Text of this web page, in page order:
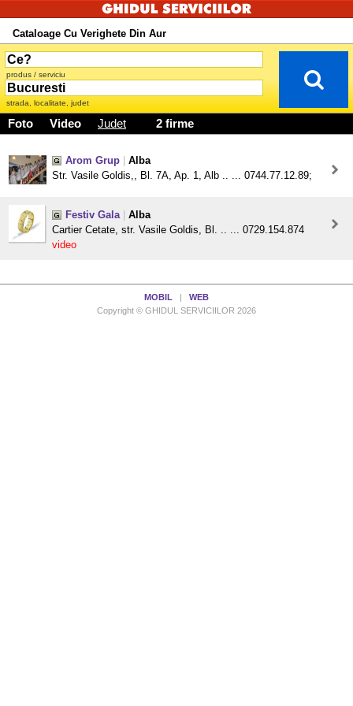
Cataloage Cu Verighete Din Aur
produs / serviciu
strada, localitate, judet
Foto Video Judet 2 firme
Arom Grup
Alba
Str. Vasile Goldis,, Bl. 7A, Ap. 1, Alb .. ... 0744.77.12.89;
Festiv Gala
Alba
Cartier Cetate, str. Vasile Goldis, Bl. .. ... 0729.154.874
video
MOBIL
WEB
Copyright © GHIDUL SERVICIILOR 2026